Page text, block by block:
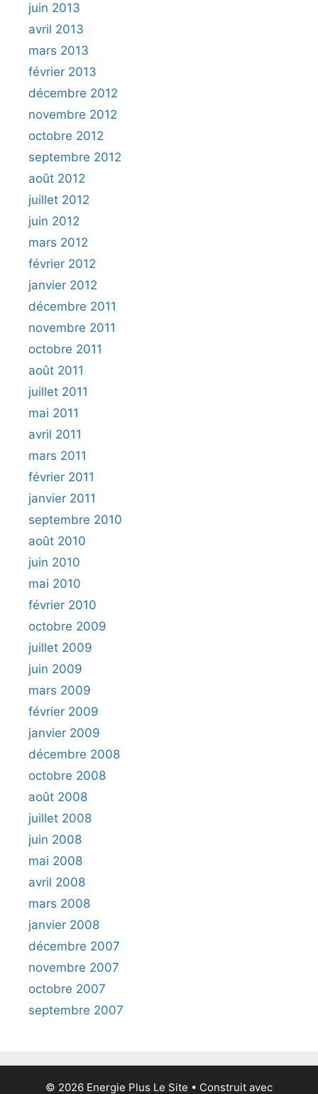
juin 2013
avril 2013
mars 2013
février 2013
décembre 2012
novembre 2012
octobre 2012
septembre 2012
août 2012
juillet 2012
juin 2012
mars 2012
février 2012
janvier 2012
décembre 2011
novembre 2011
octobre 2011
août 2011
juillet 2011
mai 2011
avril 2011
mars 2011
février 2011
janvier 2011
septembre 2010
août 2010
juin 2010
mai 2010
février 2010
octobre 2009
juillet 2009
juin 2009
mars 2009
février 2009
janvier 2009
décembre 2008
octobre 2008
août 2008
juillet 2008
juin 2008
mai 2008
avril 2008
mars 2008
janvier 2008
décembre 2007
novembre 2007
octobre 2007
septembre 2007
© 2026 Energie Plus Le Site • Construit avec